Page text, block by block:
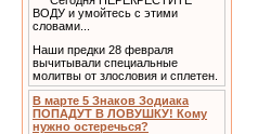
Наши предки 28 февраля
вычитывали специальные
молитвы от злословия и сплетен.
В марте 5 Знаков Зодиака
ПОПАДУТ В ЛОВУШКУ! Кому
нужно остеречься?